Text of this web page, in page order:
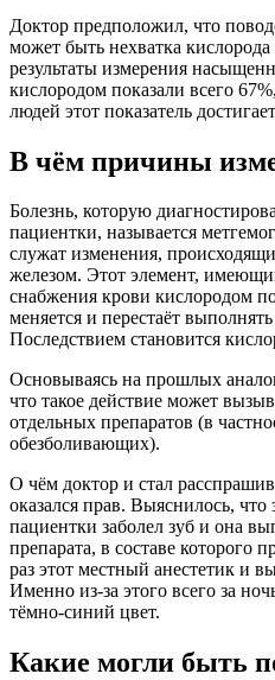
Доктор предположил, что
может быть нехватка
результаты измерения
кислородом показали всего
людей этот показатель
В чём причины
Болезнь, которую
пациентки, называется
служат изменения,
железом. Этот элемент,
снабжения крови кислородом
меняется и перестаёт
Последствием становится
Основываясь на прошлых
что такое действие может
отдельных препаратов (в
обезболивающих).
О чём доктор и стал
оказался прав. Выяснилось, что
пациентки заболел зуб и она
препарата, в составе которого
раз этот местный анестетик и
Именно из-за этого всего за
тёмно-синий цвет.
Какие могли быть